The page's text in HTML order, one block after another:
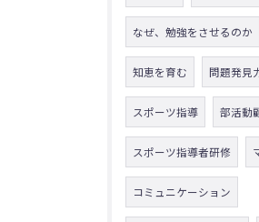
なぜ、勉強をさせるのか
知恵を育む 問題発見
スポーツ指導 部活動
スポーツ指導者研修
コミュニケーション